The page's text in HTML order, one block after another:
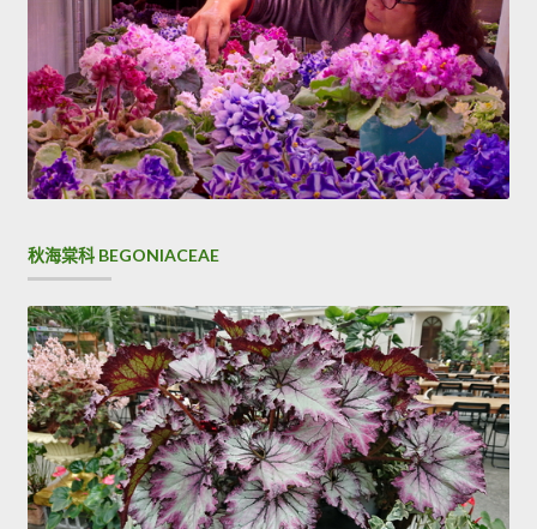
秋海棠科 BEGONIACEAE